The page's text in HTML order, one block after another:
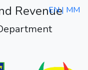
Revenue
EN | MM